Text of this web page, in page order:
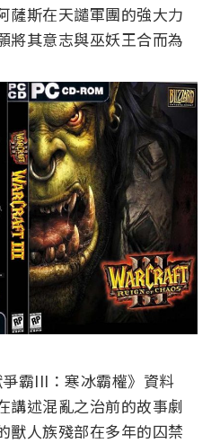
薩斯在天譴軍團的強大力
將其意志與巫妖王合而為
霸III：寒冰霸權》資料
講述混亂之治前的故事劇
獸人族殘部在多年的囚禁